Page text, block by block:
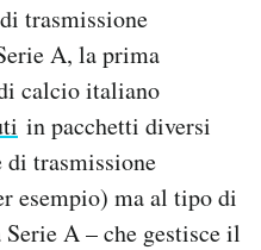
trasmissione
A, la prima
calcio italiano
in pacchetti diversi
trasmissione
esempio) ma al tipo di
A – che gestisce il